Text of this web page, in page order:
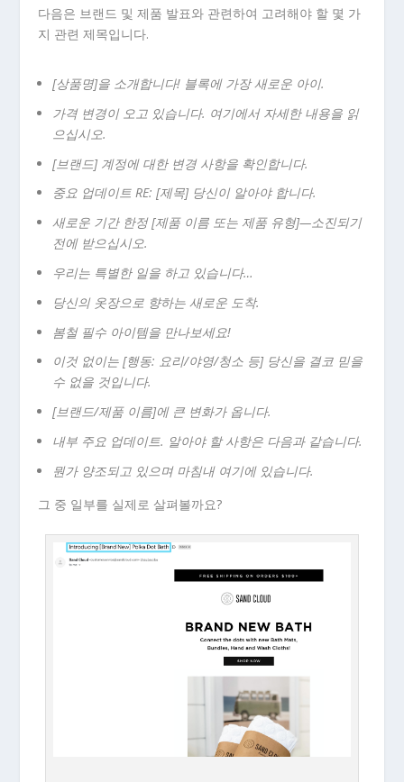
다음은 브랜드 및 제품 발표와 관련하여 고려해야 할 몇 가
지 관련 제목입니다.
[상품명]을 소개합니다! 블록에 가장 새로운 아이.
가격 변경이 오고 있습니다. 여기에서 자세한 내용을 읽
으십시오.
[브랜드] 계정에 대한 변경 사항을 확인합니다.
중요 업데이트 RE: [제목] 당신이 알아야 합니다.
새로운 기간 한정 [제품 이름 또는 제품 유형]—소진되기
전에 받으십시오.
우리는 특별한 일을 하고 있습니다…
당신의 옷장으로 향하는 새로운 도착.
봄철 필수 아이템을 만나보세요!
이것 없이는 [행동: 요리/야영/청소 등] 당신을 결코 믿을
수 없을 것입니다.
[브랜드/제품 이름]에 큰 변화가 옵니다.
내부 주요 업데이트. 알아야 할 사항은 다음과 같습니다.
뭔가 양조되고 있으며 마침내 여기에 있습니다.
그 중 일부를 실제로 살펴볼까요?